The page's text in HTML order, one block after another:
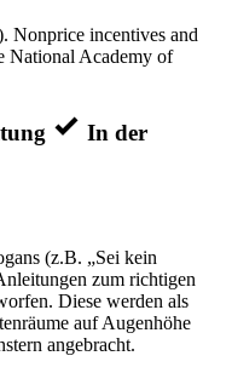
Nonprice incentives and
National Academy of
In der
(z.B. „Sei kein
zum richtigen
Diese werden als
auf Augenhöhe
angebracht.